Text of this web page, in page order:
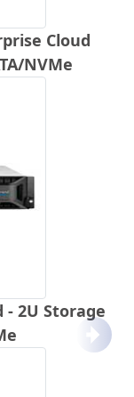
Cloud
NVMe
- 2U Storage